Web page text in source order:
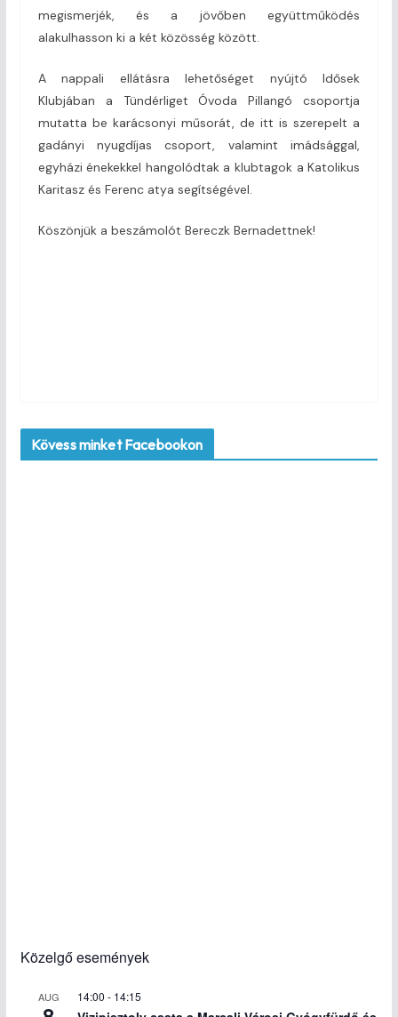
megismerjék, és a jövőben együttműködés
alakulhasson ki a két közösség között.
A nappali ellátásra lehetőséget nyújtó Idősek
Klubjában a Tündérliget Óvoda Pillangó csoportja
mutatta be karácsonyi műsorát, de itt is szerepelt a
gadányi nyugdíjas csoport, valamint imádsággal,
egyházi énekekkel hangolódtak a klubtagok a Katolikus
Karitasz és Ferenc atya segítségével.
Köszönjük a beszámolót Bereczk Bernadettnek!
Kövess minket Facebookon
Közelgő események
AUG 14:00 - 14:15